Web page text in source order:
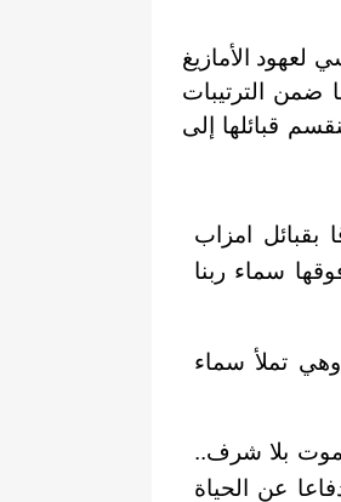
لعهود الأمازيغ
ضمن الترتيبات
قبائلها إلى
بقبائل امزاب
سماء ربنا
تملأ سماء
بلا شرف..
عن الحياة